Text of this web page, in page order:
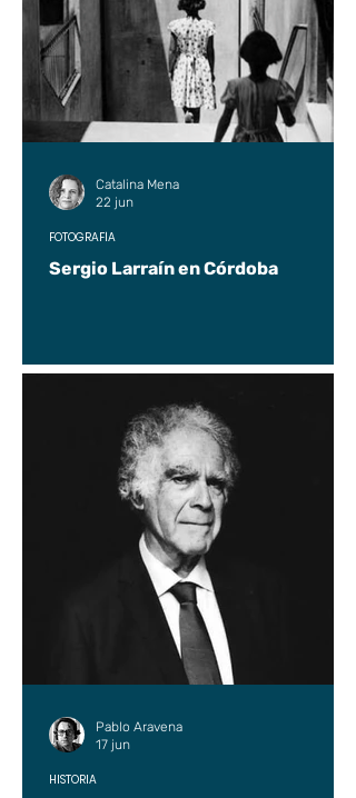
Sergio Larraín en Córdoba
FOTOGRAFÍA
Catalina Mena
22 jun
HISTORIA
Pablo Aravena
17 jun